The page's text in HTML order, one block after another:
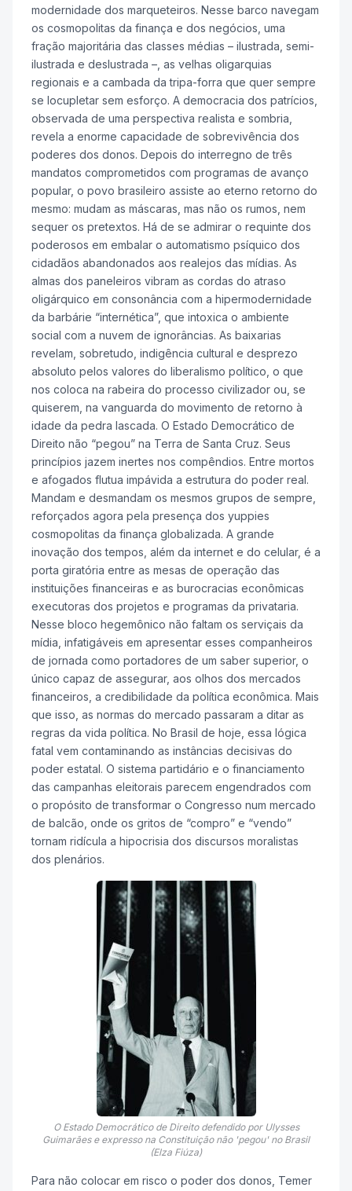
modernidade dos marqueteiros. Nesse barco navegam
os cosmopolitas da finança e dos negócios, uma
fração majoritária das classes médias – ilustrada, semi-
ilustrada e deslustrada –, as velhas oligarquias
regionais e a cambada da tripa-forra que quer sempre
se locupletar sem esforço. A democracia dos patrícios,
observada de uma perspectiva realista e sombria,
revela a enorme capacidade de sobrevivência dos
poderes dos donos. Depois do interregno de três
mandatos comprometidos com programas de avanço
popular, o povo brasileiro assiste ao eterno retorno do
mesmo: mudam as máscaras, mas não os rumos, nem
sequer os pretextos. Há de se admirar o requinte dos
poderosos em embalar o automatismo psíquico dos
cidadãos abandonados aos realejos das mídias. As
almas dos paneleiros vibram as cordas do atraso
oligárquico em consonância com a hipermodernidade
da barbárie “internética”, que intoxica o ambiente
social com a nuvem de ignorâncias. As baixarias
revelam, sobretudo, indigência cultural e desprezo
absoluto pelos valores do liberalismo político, o que
nos coloca na rabeira do processo civilizador ou, se
quiserem, na vanguarda do movimento de retorno à
idade da pedra lascada. O Estado Democrático de
Direito não “pegou” na Terra de Santa Cruz. Seus
princípios jazem inertes nos compêndios. Entre mortos
e afogados flutua impávida a estrutura do poder real.
Mandam e desmandam os mesmos grupos de sempre,
reforçados agora pela presença dos yuppies
cosmopolitas da finança globalizada. A grande
inovação dos tempos, além da internet e do celular, é a
porta giratória entre as mesas de operação das
instituições financeiras e as burocracias econômicas
executoras dos projetos e programas da privataria.
Nesse bloco hegemônico não faltam os serviçais da
mídia, infatigáveis em apresentar esses companheiros
de jornada como portadores de um saber superior, o
único capaz de assegurar, aos olhos dos mercados
financeiros, a credibilidade da política econômica. Mais
que isso, as normas do mercado passaram a ditar as
regras da vida política. No Brasil de hoje, essa lógica
fatal vem contaminando as instâncias decisivas do
poder estatal. O sistema partidário e o financiamento
das campanhas eleitorais parecem engendrados com
o propósito de transformar o Congresso num mercado
de balcão, onde os gritos de “compro” e “vendo”
tornam ridícula a hipocrisia dos discursos moralistas
dos plenários.
O Estado Democrático de Direito defendido por Ulysses
Guimarães e expresso na Constituição não 'pegou' no Brasil
(Elza Fiúza)
Para não colocar em risco o poder dos donos, Temer